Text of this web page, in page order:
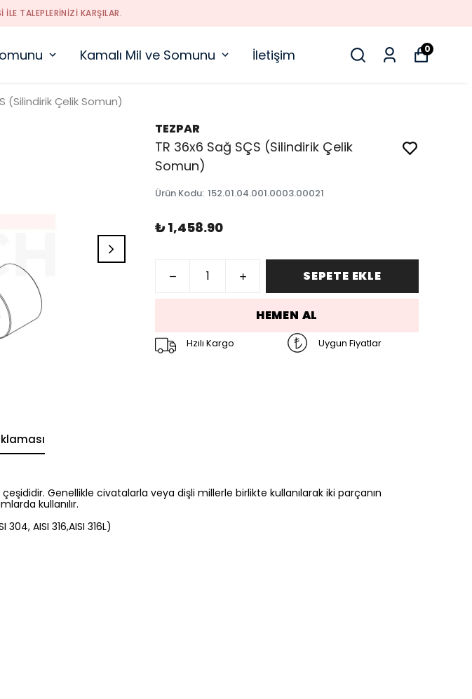
TALEPLERINIZI KARŞILAR.
Kamalı Mil ve Somunu İletişim 0
(Silindirik Çelik Somun)
TEZPAR
TR 36x6 Sağ SÇS (Silindirik Çelik
Somun)
Ürün Kodu: 152.01.04.001.0003.00021
₺ 1,458.90
SEPETE EKLE
HEMEN AL
Hzılı Kargo Uygun Fiyatlar
Genellikle civatalarla veya dişli millerle birlikte kullanılarak iki parçanın
kullanılır.
AISI 316,AISI 316L)